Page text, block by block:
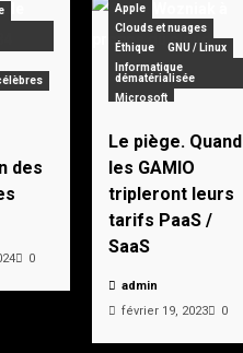
des
0
Apple
Clouds et nuages
Éthique
GNU / Linux
Informatique
dématérialisée
Microsoft
Le piège. Quand
les GAMIO
tripleront leurs
tarifs PaaS /
SaaS
admin
février 19, 2023
0